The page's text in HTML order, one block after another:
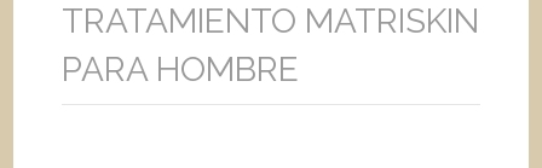
TRATAMIENTO MATRISKIN
PARA HOMBRE